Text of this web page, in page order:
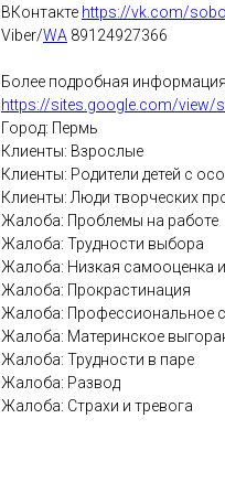
ВКонтакте https://vk.com/
Viber/WA 89124927366
Более подробная
https://sites.google.com/view/
Город: Пермь
Клиенты: Взрослые
Клиенты: Родители детей с
Клиенты: Люди творческих
Жалоба: Проблемы на работе
Жалоба: Трудности выбора
Жалоба: Низкая самооценка
Жалоба: Прокрастинация
Жалоба: Профессиональное
Жалоба: Материнское
Жалоба: Трудности в паре
Жалоба: Развод
Жалоба: Страхи и тревога